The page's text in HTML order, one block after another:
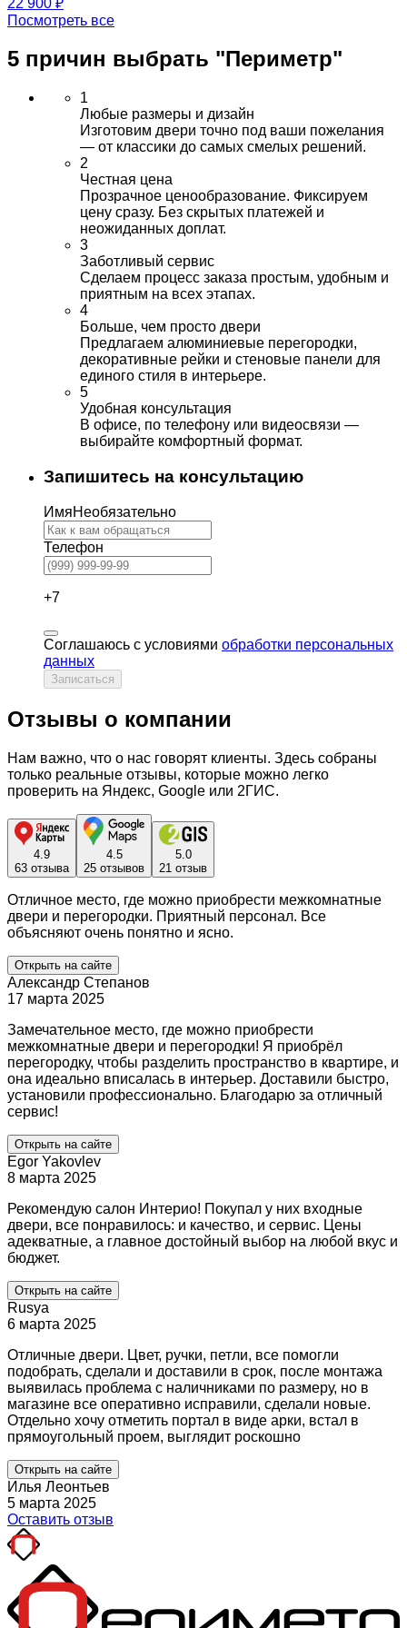
Посмотреть все
5 причин выбрать "Периметр"
1
Любые размеры и дизайн
Изготовим двери точно под ваши пожелания
— от классики до самых смелых решений.
2
Честная цена
Прозрачное ценообразование. Фиксируем
цену сразу. Без скрытых платежей и
неожиданных доплат.
3
Заботливый сервис
Сделаем процесс заказа простым, удобным и
приятным на всех этапах.
4
Больше, чем просто двери
Предлагаем алюминиевые перегородки,
декоративные рейки и стеновые панели для
единого стиля в интерьере.
5
Удобная консультация
В офисе, по телефону или видеосвязи —
выбирайте комфортный формат.
Запишитесь на консультацию
ИмяНеобязательно
Телефон
+7
Соглашаюсь с условиями обработки персональных
данных
Записаться
Отзывы о компании
Нам важно, что о нас говорят клиенты. Здесь собраны
только реальные отзывы, которые можно легко
проверить на Яндекс, Google или 2ГИС.
4.9
63 отзыва
4.5
25 отзывов
5.0
21 отзыв
Отличное место, где можно приобрести межкомнатные
двери и перегородки. Приятный персонал. Все
объясняют очень понятно и ясно.
Открыть на сайте
Александр Степанов
17 марта 2025
Замечательное место, где можно приобрести
межкомнатные двери и перегородки! Я приобрёл
перегородку, чтобы разделить пространство в квартире, и
она идеально вписалась в интерьер. Доставили быстро,
установили профессионально. Благодарю за отличный
сервис!
Открыть на сайте
Egor Yakovlev
8 марта 2025
Рекомендую салон Интерио! Покупал у них входные
двери, все понравилось: и качество, и сервис. Цены
адекватные, а главное достойный выбор на любой вкус и
бюджет.
Открыть на сайте
Rusya
6 марта 2025
Отличные двери. Цвет, ручки, петли, все помогли
подобрать, сделали и доставили в срок, после монтажа
выявилась проблема с наличниками по размеру, но в
магазине все оперативно исправили, сделали новые.
Отдельно хочу отметить портал в виде арки, встал в
прямоугольный проем, выглядит роскошно
Открыть на сайте
Илья Леонтьев
5 марта 2025
Оставить отзыв